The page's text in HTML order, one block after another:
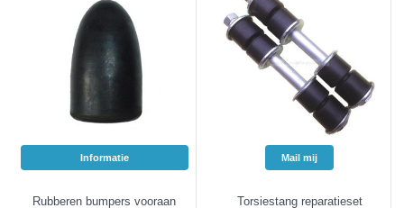
Informatie
Rubberen bumpers vooraan
Mail mij
Torsiestang reparatieset